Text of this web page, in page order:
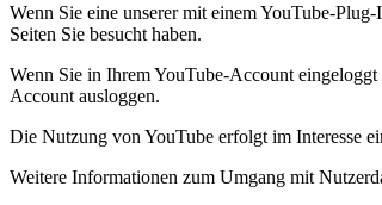
Wenn Sie eine unserer mit einem YouTube-
Seiten Sie besucht haben.
Wenn Sie in Ihrem YouTube-Account
Account ausloggen.
Die Nutzung von YouTube erfolgt im Interesse
Weitere Informationen zum Umgang mit